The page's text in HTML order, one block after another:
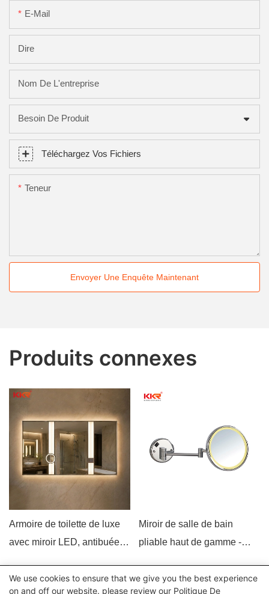
E-Mail
Dire
Nom De L'entreprise
Besoin De Produit
Téléchargez Vos Fichiers
Teneur
Envoyer Une Enquête Maintenant
Produits connexes
Armoire de toilette de luxe
avec miroir LED, antibuée et
au mur, style hôtel.
Miroir de salle de bain
pliable haut de gamme -
pour les petites salles de
Tous droits réservés © 2024 Kingkonree International China
We use cookies to ensure that we give you the best experience
on and off our website. please review our Politique De